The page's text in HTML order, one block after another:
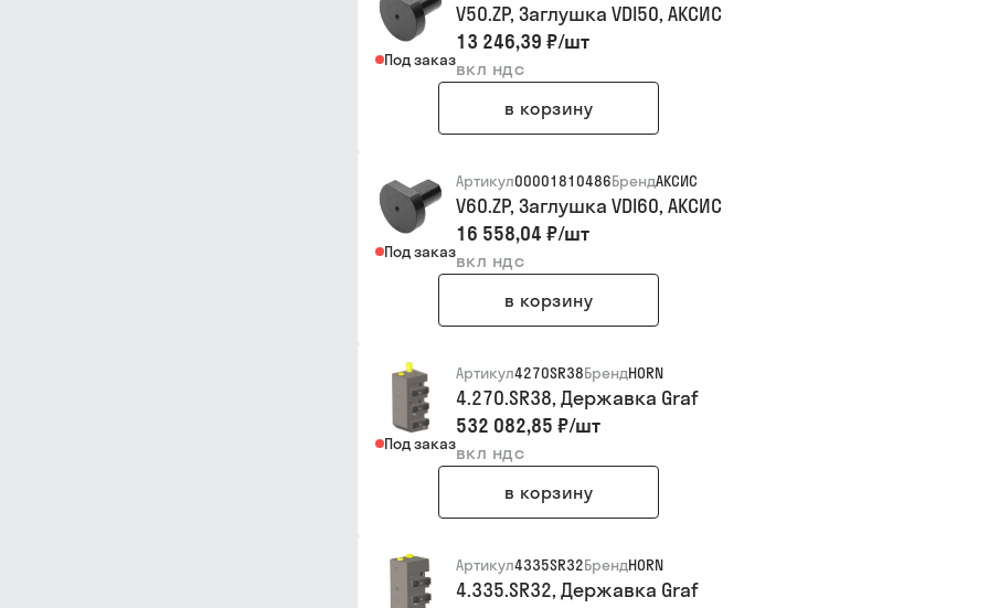
Под заказ
V50.ZP, Заглушка VDI50, АКСИС
13 246,39 ₽/шт
вкл ндс
в корзину
Под заказ
Артикул00001810486БрендАКСИС
V60.ZP, Заглушка VDI60, АКСИС
16 558,04 ₽/шт
вкл ндс
в корзину
Под заказ
Артикул4270SR38БрендHORN
4.270.SR38, Державка Graf
532 082,85 ₽/шт
вкл ндс
в корзину
Артикул4335SR32БрендHORN
4.335.SR32, Державка Graf